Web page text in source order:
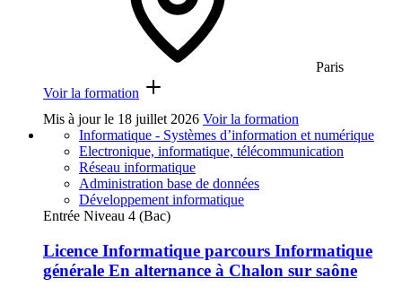
Paris
Voir la formation
Mis à jour le 18 juillet 2026 Voir la formation
Informatique - Systèmes d’information et numérique
Electronique, informatique, télécommunication
Réseau informatique
Administration base de données
Développement informatique
Entrée Niveau 4 (Bac)
Licence Informatique parcours Informatique
générale En alternance à Chalon sur saône